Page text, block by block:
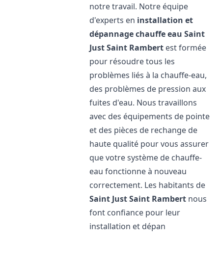
notre travail. Notre équipe
d'experts en installation et
dépannage chauffe eau Saint
Just Saint Rambert est formée
pour résoudre tous les
problèmes liés à la chauffe-eau,
des problèmes de pression aux
fuites d'eau. Nous travaillons
avec des équipements de pointe
et des pièces de rechange de
haute qualité pour vous assurer
que votre système de chauffe-
eau fonctionne à nouveau
correctement. Les habitants de
Saint Just Saint Rambert nous
font confiance pour leur
installation et dépan